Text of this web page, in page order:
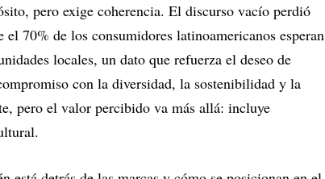
pero exige coherencia. El discurso vacío perdió
70% de los consumidores latinoamericanos esperan
locales, un dato que refuerza el deseo de
con la diversidad, la sostenibilidad y la
pero el valor percibido va más allá: incluye